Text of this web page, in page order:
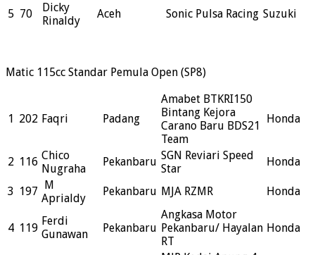
5 70
Dicky
Rinaldy
Aceh Sonic Pulsa Racing Suzuki
Matic 115cc Standar Pemula Open (SP8)
1 202 Faqri Padang
Amabet BTKRI150
Bintang Kejora
Carano Baru BDS21
Team
Honda
2 116 Chico
Nugraha
Pekanbaru SGN Reviari Speed
Star
Honda
3 197
M
Aprialdy
Pekanbaru MJA RZMR Honda
4 119
Ferdi
Gunawan
Pekanbaru
Angkasa Motor
Pekanbaru/ Hayalan
RT
Honda